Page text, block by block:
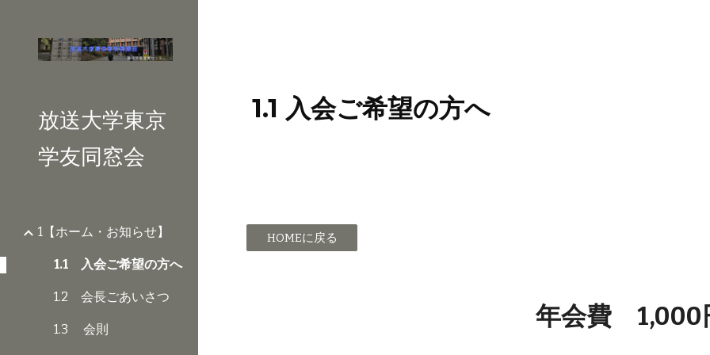
放送大学東京
学友同窓会
1【ホーム・お知らせ】
1.1 入会ご希望の方へ
1.2 会長ごあいさつ
1.3 会則
1.1 入会ご希望の方へ
HOMEに戻る
年会費 1,000